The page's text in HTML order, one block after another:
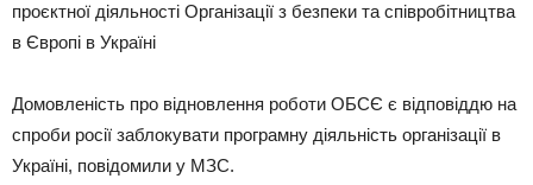
проєктної діяльності Організації з безпеки та співробітництва
в Європі в Україні
Домовленість про відновлення роботи ОБСЄ є відповіддю на
спроби росії заблокувати програмну діяльність організації в
Україні, повідомили у МЗС.